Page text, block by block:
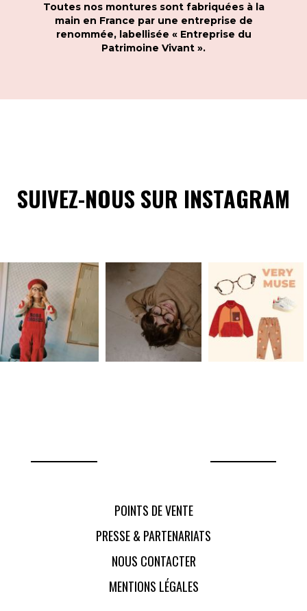
Toutes nos montures sont fabriquées à la
main en France par une entreprise de
renommée, labellisée « Entreprise du
Patrimoine Vivant ».
SUIVEZ-NOUS SUR INSTAGRAM
POINTS DE VENTE
PRESSE & PARTENARIATS
NOUS CONTACTER
MENTIONS LÉGALES